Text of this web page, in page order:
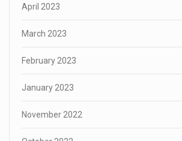
April 2023
March 2023
February 2023
January 2023
November 2022